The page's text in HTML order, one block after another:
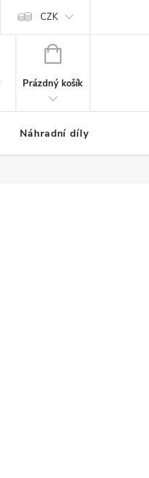
CZK
NÁKUPNÍ
Prázdný košík
Náhradní díly